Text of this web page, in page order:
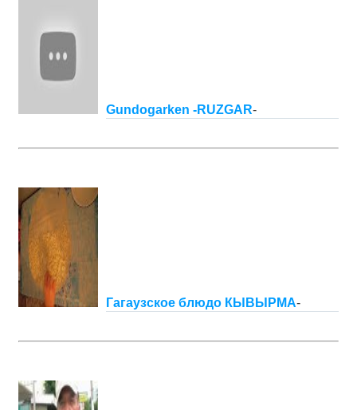
Gundogarken -RUZGAR-
Гагаузское блюдо КЫВЫРМА-